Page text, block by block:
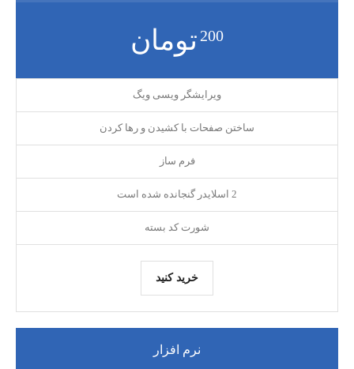
200 تومان
ویرایشگر ویسی ویگ
ساختن صفحات با کشیدن و رها کردن
فرم ساز
2 اسلایدر گنجانده شده است
شورت کد بسته
خرید کنید
نرم افزار